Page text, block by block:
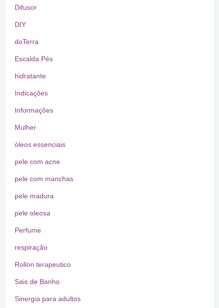
Difusor
DIY
doTerra
Escalda Pés
hidratante
Indicações
Informações
Mulher
óleos essenciais
pele com acne
pele com manchas
pele madura
pele oleosa
Perfume
respiração
Rollon terapeutico
Sais de Banho
Sinergia para adultos